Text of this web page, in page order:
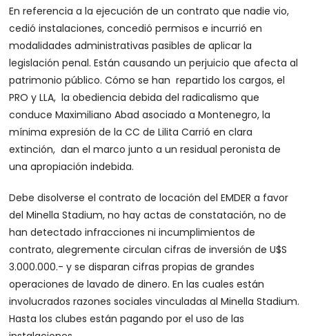
En referencia a la ejecución de un contrato que nadie vio,
cedió instalaciones, concedió permisos e incurrió en
modalidades administrativas pasibles de aplicar la
legislación penal. Están causando un perjuicio que afecta al
patrimonio público. Cómo se han repartido los cargos, el
PRO y LLA, la obediencia debida del radicalismo que
conduce Maximiliano Abad asociado a Montenegro, la
mínima expresión de la CC de Lilita Carrió en clara
extinción, dan el marco junto a un residual peronista de
una apropiación indebida.
Debe disolverse el contrato de locación del EMDER a favor
del Minella Stadium, no hay actas de constatación, no de
han detectado infracciones ni incumplimientos de
contrato, alegremente circulan cifras de inversión de U$S
3.000.000.- y se disparan cifras propias de grandes
operaciones de lavado de dinero. En las cuales están
involucrados razones sociales vinculadas al Minella Stadium.
Hasta los clubes están pagando por el uso de las